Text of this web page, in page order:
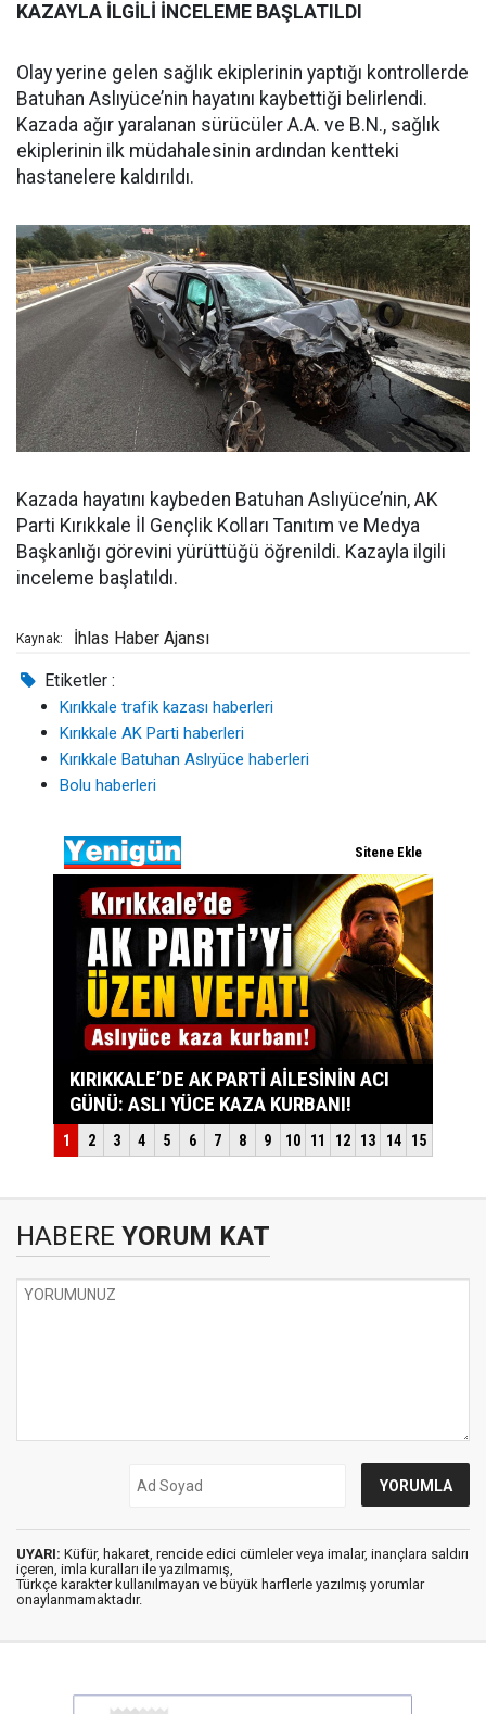
KAZAYLA İLGİLİ İNCELEME BAŞLATILDI
Olay yerine gelen sağlık ekiplerinin yaptığı kontrollerde
Batuhan Aslıyüce’nin hayatını kaybettiği belirlendi.
Kazada ağır yaralanan sürücüler A.A. ve B.N., sağlık
ekiplerinin ilk müdahalesinin ardından kentteki
hastanelere kaldırıldı.
Kazada hayatını kaybeden Batuhan Aslıyüce’nin, AK
Parti Kırıkkale İl Gençlik Kolları Tanıtım ve Medya
Başkanlığı görevini yürüttüğü öğrenildi. Kazayla ilgili
inceleme başlatıldı.
Kaynak: İhlas Haber Ajansı
Etiketler :
Kırıkkale trafik kazası haberleri
Kırıkkale AK Parti haberleri
Kırıkkale Batuhan Aslıyüce haberleri
Bolu haberleri
HABERE YORUM KAT
UYARI: Küfür, hakaret, rencide edici cümleler veya imalar, inançlara saldırı
içeren, imla kuralları ile yazılmamış,
Türkçe karakter kullanılmayan ve büyük harflerle yazılmış yorumlar
onaylanmamaktadır.